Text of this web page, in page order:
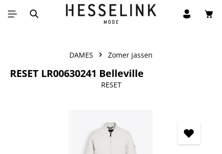
Ga naar de hoofdinhoud
DAMES Zomer jassen
RESET LR00630241 Belleville
RESET